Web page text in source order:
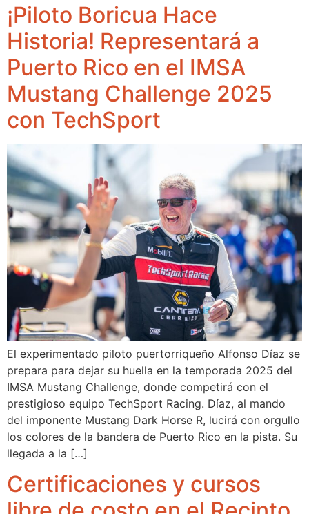
¡Piloto Boricua Hace
Historia! Representará a
Puerto Rico en el IMSA
Mustang Challenge 2025
con TechSport
El experimentado piloto puertorriqueño Alfonso Díaz se
prepara para dejar su huella en la temporada 2025 del
IMSA Mustang Challenge, donde competirá con el
prestigioso equipo TechSport Racing. Díaz, al mando
del imponente Mustang Dark Horse R, lucirá con orgullo
los colores de la bandera de Puerto Rico en la pista. Su
llegada a la […]
Certificaciones y cursos